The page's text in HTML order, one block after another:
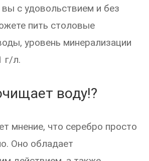
с удовольствием и без
пить столовые
уровень минерализации
г/л.
воду!?
мнение, что серебро просто
Оно обладает